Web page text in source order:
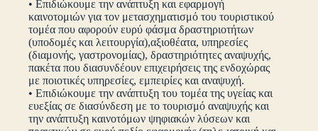
• Επιδιώκουμε την ανάπτυξη και εφαρμογή
καινοτομιών για τον μετασχηματισμό του τουριστικού
τομέα που αφορούν ευρύ φάσμα δραστηριοτήτων
(υποδομές και λειτουργία),αξιοθέατα, υπηρεσίες
(διαμονής, γαστρονομίας), δραστηριότητες αναψυχής,
πακέτα που διασυνδέουν επιχειρήσεις της ενδοχώρας
με ποιοτικές υπηρεσίες, εμπειρίες και αναψυχή.
• Επιδιώκουμε την ανάπτυξη του τομέα της υγείας και
ευεξίας σε διασύνδεση με το τουρισμό αναψυχής και
την ανάπτυξη καινοτόμων ψηφιακών λύσεων και